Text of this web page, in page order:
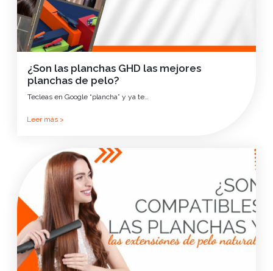
¿Son las planchas GHD las mejores
planchas de pelo?
Tecleas en Google “plancha” y ya te…
Leer más >